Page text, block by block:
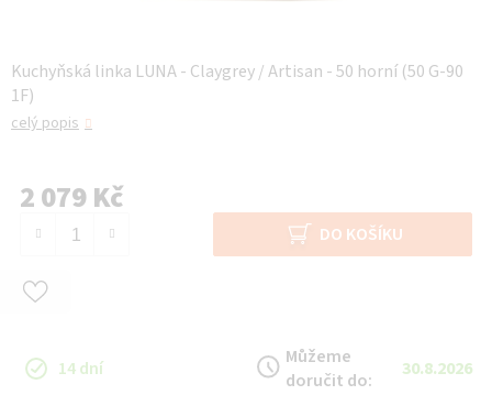
Kuchyňská linka LUNA - Claygrey / Artisan - 50 horní (50 G-90
1F)
celý popis
2 079 Kč
DO KOŠÍKU
14 dní
Můžeme
doručit do:
30.8.2026